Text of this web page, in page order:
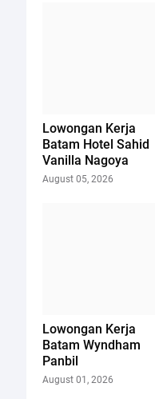
Lowongan Kerja
Batam Hotel Sahid
Vanilla Nagoya
August 05, 2026
Lowongan Kerja
Batam Wyndham
Panbil
August 01, 2026